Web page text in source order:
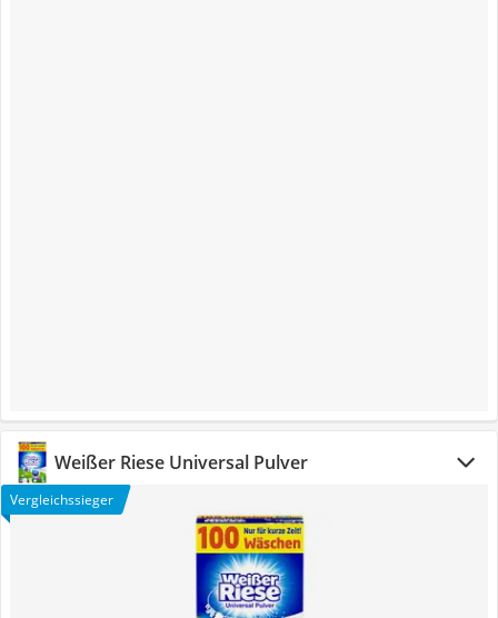
Weißer Riese Universal Pulver
Vergleichssieger